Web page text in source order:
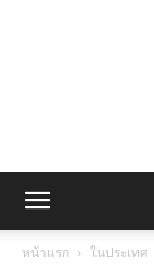
หน้าแรก ในประเทศ